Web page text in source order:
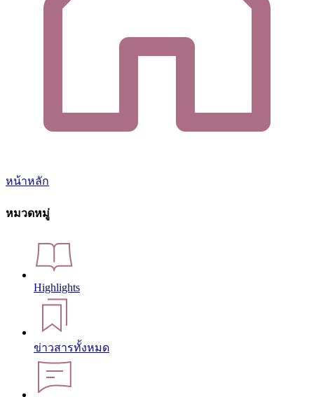
หน้าหลัก
หมวดหมู่
Highlights
ข่าวสารทั้งหมด